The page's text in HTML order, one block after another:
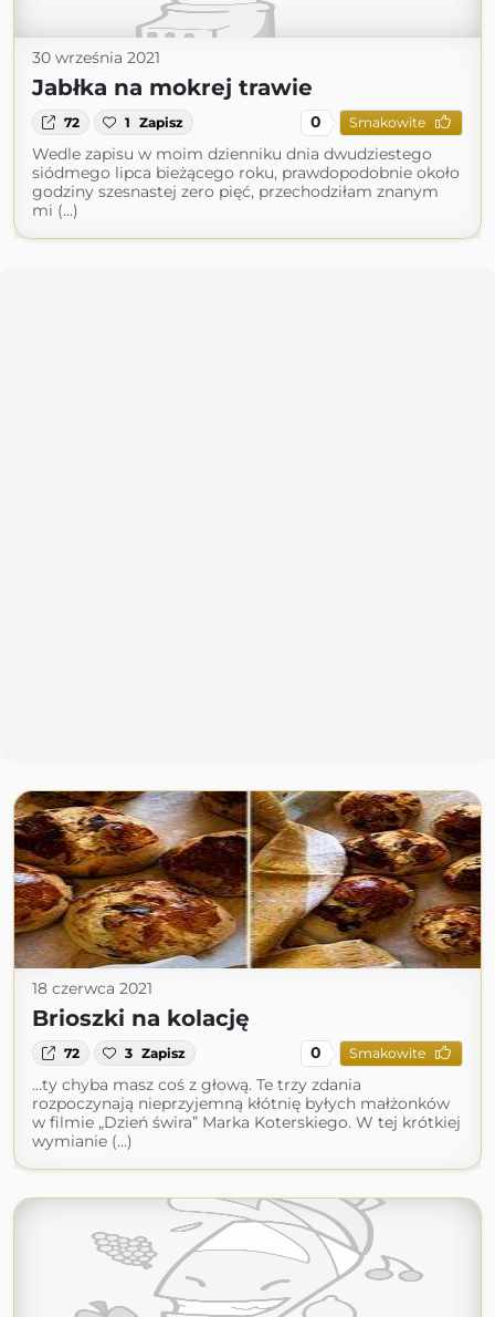
30 września 2021
Jabłka na mokrej trawie
72 1 Zapisz 0 Smakowite
Wedle zapisu w moim dzienniku dnia dwudziestego
siódmego lipca bieżącego roku, prawdopodobnie około
godziny szesnastej zero pięć, przechodziłam znanym
mi (...)
18 czerwca 2021
Brioszki na kolację
72 3 Zapisz 0 Smakowite
…ty chyba masz coś z głową. Te trzy zdania
rozpoczynają nieprzyjemną kłótnię byłych małżonków
w filmie „Dzień świra” Marka Koterskiego. W tej krótkiej
wymianie (...)